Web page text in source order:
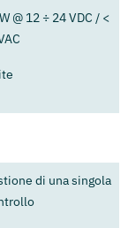
@ 12 ÷ 24 VDC / <
di una singola